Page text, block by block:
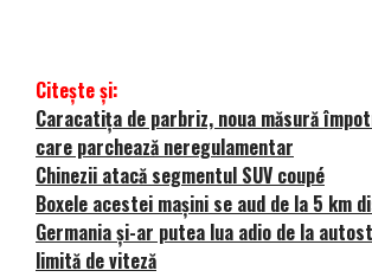
Citește și:
Caracatița de parbriz, noua măsură
care parchează neregulamentar
Chinezii atacă segmentul SUV coupé
Boxele acestei mașini se aud de la 5 km
Germania și-ar putea lua adio de la
limită de viteză